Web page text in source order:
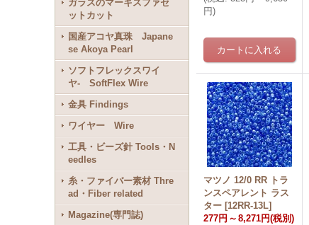
ガラスのマーキスファセ
ットカット
国産アコヤ真珠 Japane
se Akoya Pearl
ソフトフレックスワイ
ヤ- SoftFlex Wire
金具 Findings
ワイヤー Wire
工具・ビーズ針 Tools・N
eedles
糸・ファイバー素材 Thre
ad・Fiber related
Magazine(専門誌)
円)
マツノ 12/0 RR トラ
ンスペアレント ラス
ター [12RR-13L]
277円 ～ 8,271円(税別)